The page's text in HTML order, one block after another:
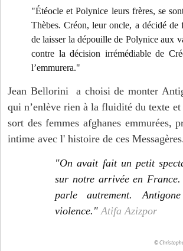
"Étéocle et Polynice leurs frères, se
Thèbes. Créon, leur oncle, a décidé
de laisser la dépouille de Polynice aux
contre la décision irrémédiable de
l’emmurera."
Jean Bellorini a choisi de monter
qui n’enlève rien à la fluidité du texte
sort des femmes afghanes
intime avec l' histoire de ces
"On avait fait un petit
sur notre arrivée en
parle autrement.
violence." Atifa Azizpor
©